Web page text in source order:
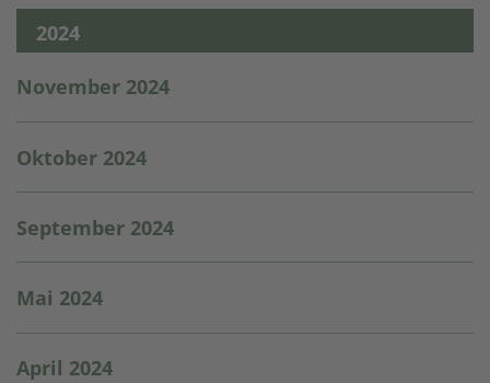
2024
November 2024
Oktober 2024
September 2024
Mai 2024
April 2024